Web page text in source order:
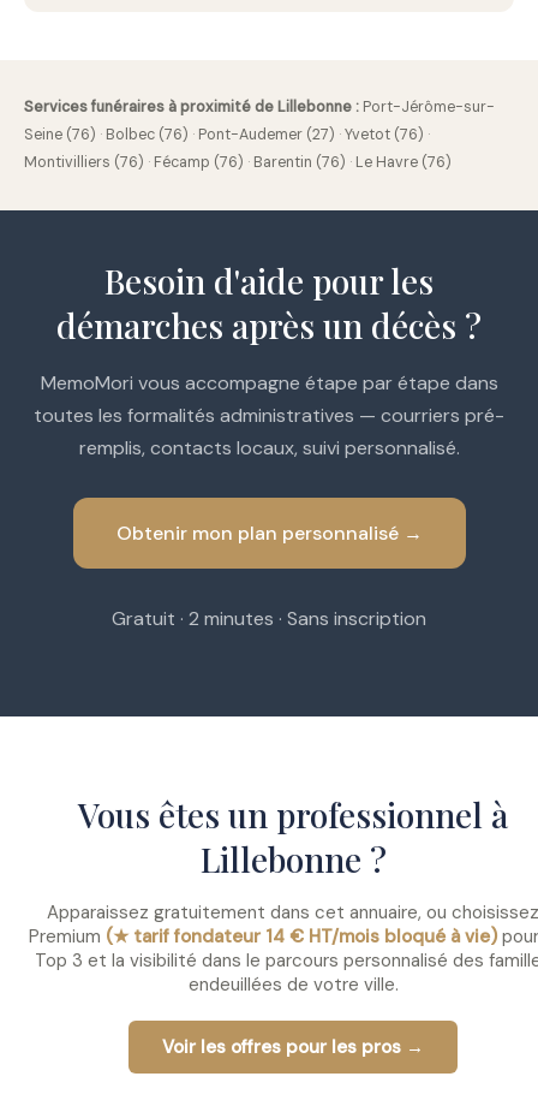
Services funéraires à proximité de Lillebonne : Port-Jérôme-sur-
Seine (76) · Bolbec (76) · Pont-Audemer (27) ·Yvetot (76) ·
Montivilliers (76) · Fécamp (76) · Barentin (76) · Le Havre (76)
Besoin d'aide pour les
démarches après un décès ?
MemoMori vous accompagne étape par étape dans
toutes les formalités administratives — courriers pré-
remplis, contacts locaux, suivi personnalisé.
Obtenir mon plan personnalisé →
Gratuit · 2 minutes · Sans inscription
Vous êtes un professionnel à
Lillebonne ?
Apparaissez gratuitement dans cet annuaire, ou choisissez
Premium (★ tarif fondateur 14 € HT/mois bloqué à vie)
Top 3 et la visibilité dans le parcours personnalisé des
endeuillées de votre ville.
Voir les offres pour les pros →